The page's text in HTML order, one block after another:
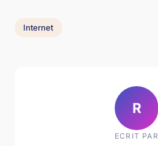
Internet
R
ECRIT PAR